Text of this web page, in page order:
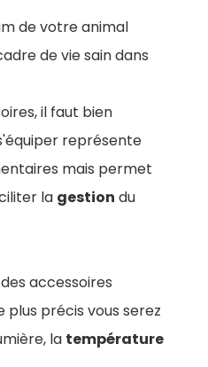
de votre animal
de vie sain dans
il faut bien
représente
mais permet
la gestion du
accessoires
plus précis vous serez
la température